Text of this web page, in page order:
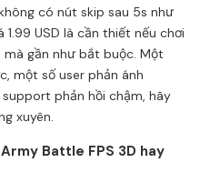
có nút skip sau 5s như
USD là cần thiết nếu chơi
mà gần như bắt buộc. Một
một số user phản ánh
phản hồi chậm, hãy
xuyên.
Battle FPS 3D hay